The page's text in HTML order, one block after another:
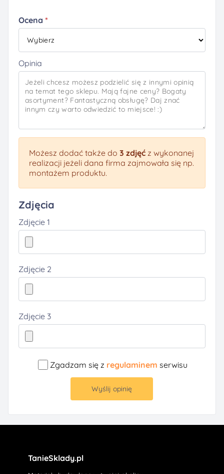
Ocena
Opinia
Możesz dodać także do 3 zdjęć z wykonanej
realizacji jeżeli dana firma zajmowała się np.
montażem produktu.
Zdjęcia
Zdjęcie 1
Zdjęcie 2
Zdjęcie 3
Zgadzam się z regulaminem serwisu
Wyślij opinię
TanieSklady.pl